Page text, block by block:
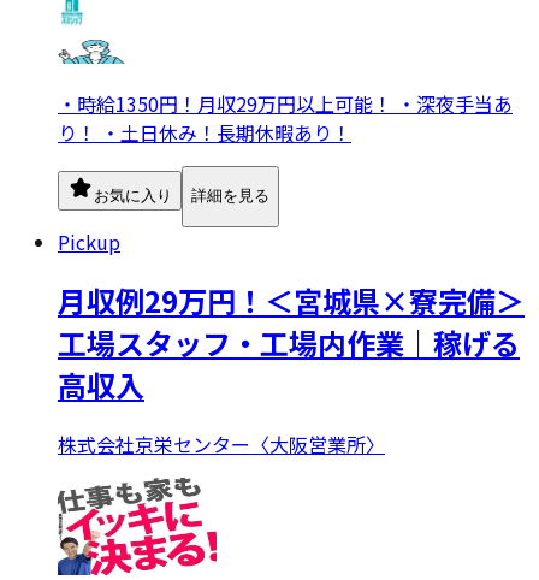
・時給1350円！月収29万円以上可能！ ・深夜手当あ
り！ ・土日休み！長期休暇あり！
お気に入り 詳細を見る
Pickup
月収例29万円！＜宮城県×寮完備＞
工場スタッフ・工場内作業｜稼げる
高収入
株式会社京栄センター〈大阪営業所〉